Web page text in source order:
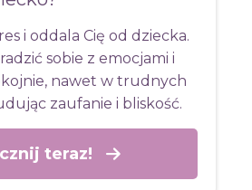
i oddala Cię od dziecka.
sobie z emocjami i
nawet w trudnych
zaufanie i bliskość.
teraz!